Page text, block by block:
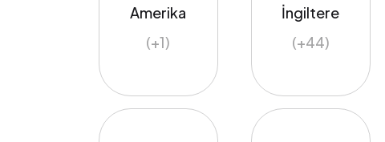
Amerika
(+1)
İngiltere
(+44)